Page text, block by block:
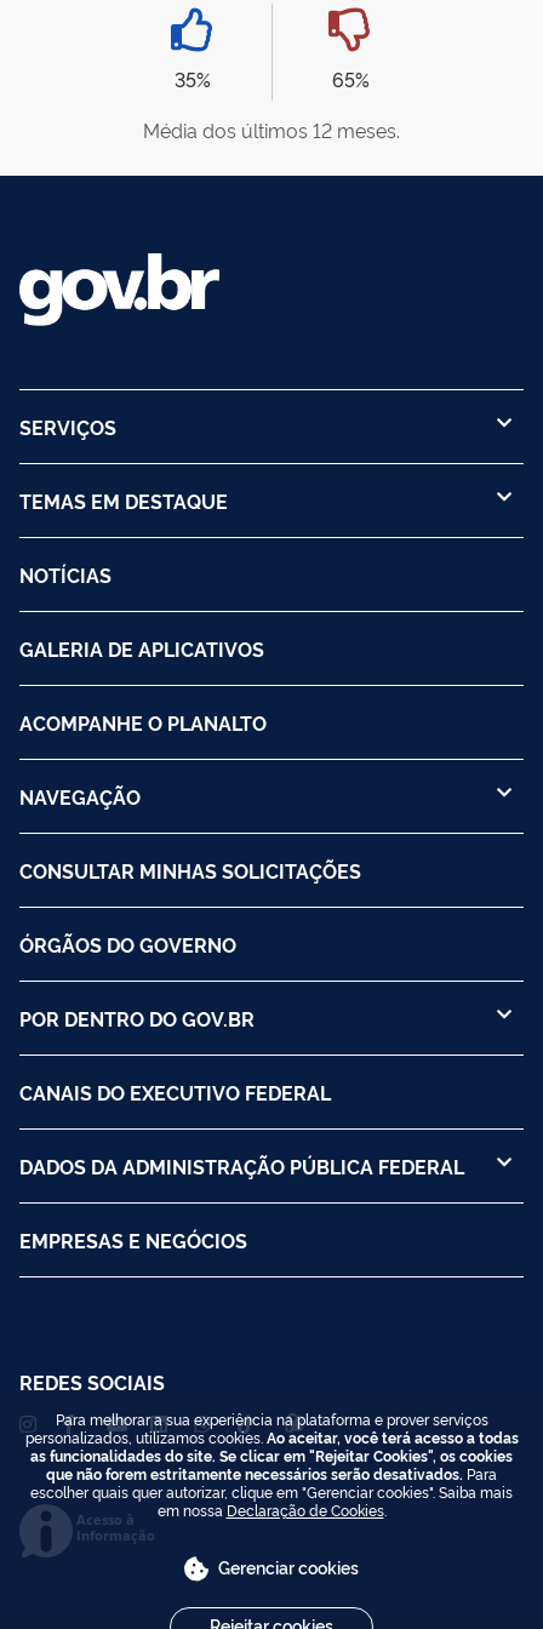
35%
65%
Média dos últimos 12 meses.
SERVIÇOS
TEMAS EM DESTAQUE
NOTÍCIAS
GALERIA DE APLICATIVOS
ACOMPANHE O PLANALTO
NAVEGAÇÃO
CONSULTAR MINHAS SOLICITAÇÕES
ÓRGÃOS DO GOVERNO
POR DENTRO DO GOV.BR
CANAIS DO EXECUTIVO FEDERAL
DADOS DA ADMINISTRAÇÃO PÚBLICA FEDERAL
EMPRESAS E NEGÓCIOS
REDES SOCIAIS
Acesso à
Informação
Para melhorar a sua experiência na plataforma e prover serviços
personalizados, utilizamos cookies. Ao aceitar, você terá acesso a todas
as funcionalidades do site. Se clicar em "Rejeitar Cookies", os cookies
que não forem estritamente necessários serão desativados. Para
escolher quais quer autorizar, clique em "Gerenciar cookies". Saiba mais
em nossa Declaração de Cookies.
Gerenciar cookies